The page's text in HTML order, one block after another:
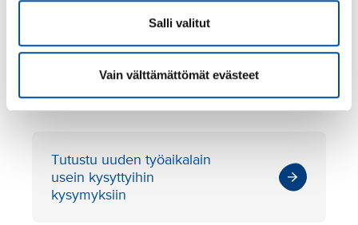
Salli valitut
Vain välttämättömät evästeet
mahdollisuudet hakeutua työpaikkoihin kuin
Lue lisää
Tutustu uuden työaikalain
usein kysyttyihin
kysymyksiin